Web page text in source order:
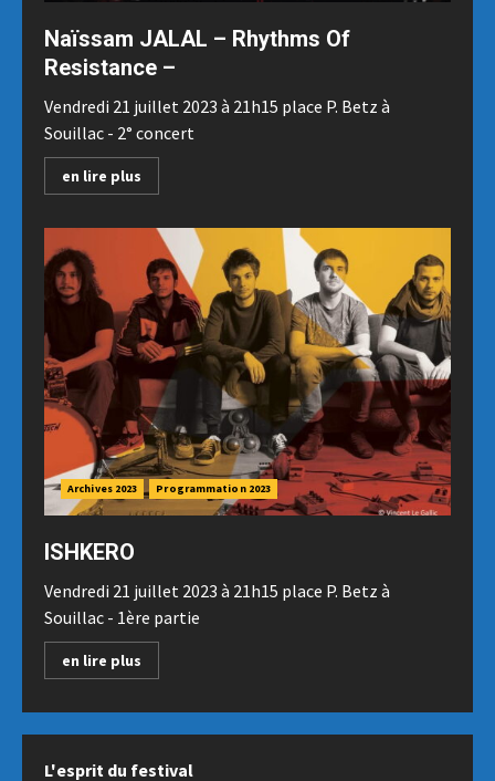
Naïssam JALAL – Rhythms Of
Resistance –
Vendredi 21 juillet 2023 à 21h15 place P. Betz à
Souillac - 2° concert
en lire plus
Archives 2023 Programmation 2023
ISHKERO
Vendredi 21 juillet 2023 à 21h15 place P. Betz à
Souillac - 1ère partie
en lire plus
L'esprit du festival